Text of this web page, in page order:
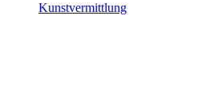
Kunstvermittlung